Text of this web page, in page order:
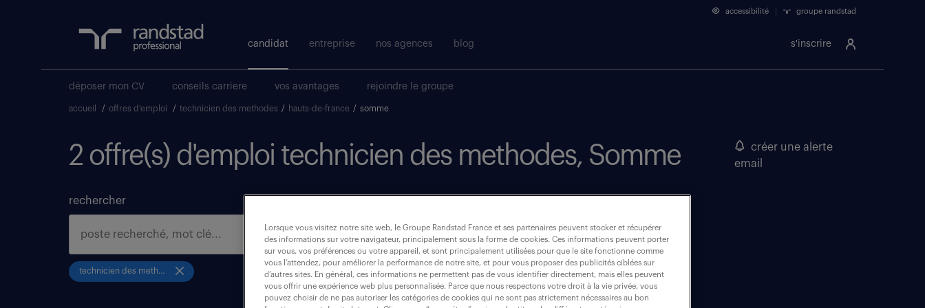
s'inscrire
accessibilité groupe randstad
candidat entreprise nos agences blog
déposer mon CV conseils carriere vos avantages rejoindre le groupe
accueil / offres d'emploi / technicien des methodes / hauts-de-france / somme
2 offre(s) d'emploi technicien des methodes, Somme
créer une alerte
email
rechercher
technicien des methodes somme (80)
CDI (2)
Lorsque vous visitez notre site web, le Groupe Randstad France et ses partenaires peuvent stocker et récupérer
des informations sur votre navigateur, principalement sous la forme de cookies. Ces informations peuvent porter
sur vous, vos préférences ou votre appareil, et sont principalement utilisées pour que le site fonctionne comme
vous l’attendez, pour améliorer la performance de notre site, et pour vous proposer des publicités ciblées sur
d’autres sites. En général, ces informations ne permettent pas de vous identifier directement, mais elles peuvent
vous offrir une expérience web plus personnalisée. Parce que nous respectons votre droit à la vie privée, vous
pouvez choisir de ne pas autoriser les catégories de cookies qui ne sont pas strictement nécessaires au bon